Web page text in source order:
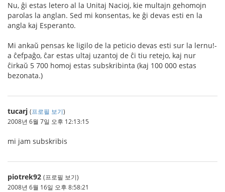
Nu, ĝi estas letero al la Unitaj Nacioj, kie multajn gehomojn
parolas la anglan. Sed mi konsentas, ke ĝi devas esti en la
angla kaj Esperanto.
Mi ankaŭ pensas ke ligilo de la peticio devas esti sur la lernu!-
a ĉefpaĝo, ĉar estas ultaj uzantoj de ĉi tiu retejo, kaj nur
ĉirkaŭ 5 700 homoj estas subskribinta (kaj 100 000 estas
bezonata.)
tucarj (프로필 보기)
2008년 6월 7일 오후 12:13:15
mi jam subskribis
piotrek92 (프로필 보기)
2008년 6월 16일 오후 8:58:21